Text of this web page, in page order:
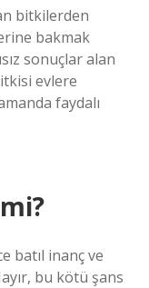
bitkilerden
bakmak
sonuçlar alan
evlere
faydalı
batıl inanç ve
bu kötü şans